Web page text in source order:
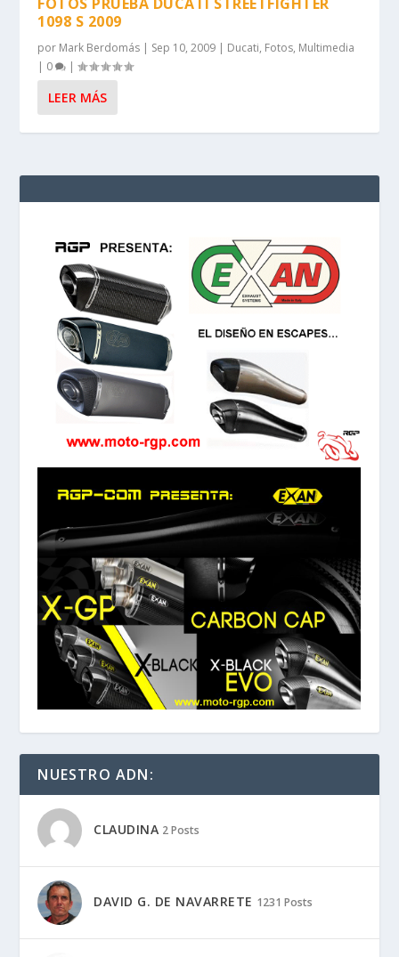
1098 S 2009
por Mark Berdomás | Sep 10, 2009 | Ducati, Fotos, Multimedia
| 0 |
LEER MÁS
NUESTRO ADN:
CLAUDINA 2 Posts
DAVID G. DE NAVARRETE 1231 Posts